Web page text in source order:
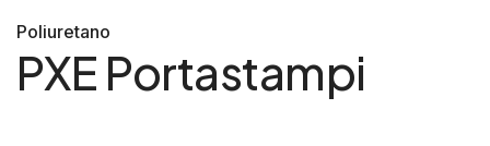
Poliuretano
PXE Portastampi